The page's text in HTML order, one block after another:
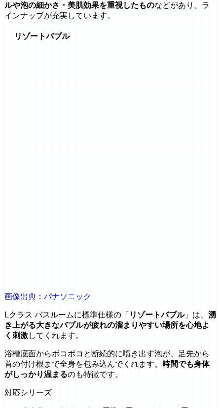
ルや泡の細かさ・美肌効果を重視したものなどがあり、ラ
インナップが充実しています。
リゾートバブル
画像出典：パナソニック
Lクラス バスルームに標準仕様の「 リゾートバブル」は、 湧
き上がる大きなバブルが疲れの溜まりやすい場所を心地よ
く刺激してくれます。
浴槽底面からボコボコと断続的に噴き出す泡が、足先から
首の付け根まで全身を包み込んでくれます。
時間でも身体
がしっかり温まるのも特徴です。
対応シリーズ